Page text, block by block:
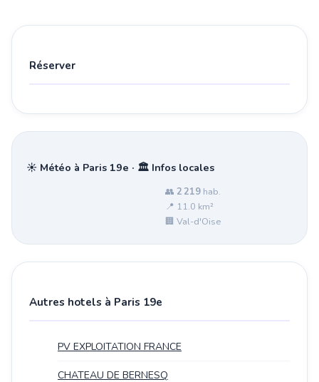
Réserver
☀️ Météo à Paris 19e · 🏛️ Infos locales
👥 2 219 hab.
📍 11.0 km²
🏢 Val-d'Oise
Autres hotels à Paris 19e
PV EXPLOITATION FRANCE
CHATEAU DE BERNESQ